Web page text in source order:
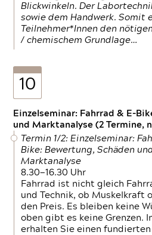
Blickwinkeln. Der
sowie dem Handwerk. Somit
Teilnehmer*Innen den
/ chemischem Grundlage…
10
Einzelseminar: Fahrrad & E-
und Marktanalyse (2 Termine,
Termin 1/2: Einzelseminar:
Bike: Bewertung, Schäden
Marktanalyse
8.30—16.30 Uhr
Fahrrad ist nicht gleich
und Technik, ob Muskelkraft
den Preis. Es bleiben keine
oben gibt es keine Grenzen.
erhalten Sie einen